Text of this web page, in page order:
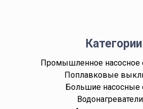
Категории
Промышленное насосное
Поплавковые
Большие насосные